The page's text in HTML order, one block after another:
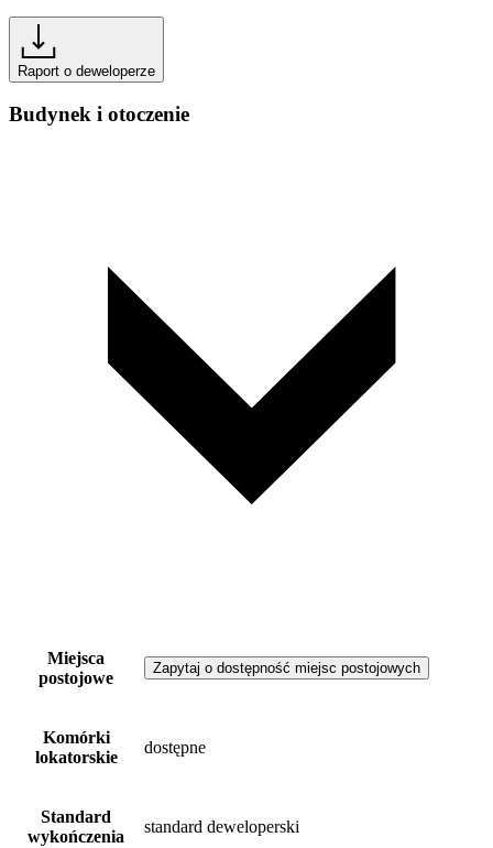
Raport o deweloperze
Budynek i otoczenie
Miejsca
postojowe
Zapytaj o dostępność miejsc postojowych
Komórki
lokatorskie
dostępne
Standard
wykończenia
standard deweloperski